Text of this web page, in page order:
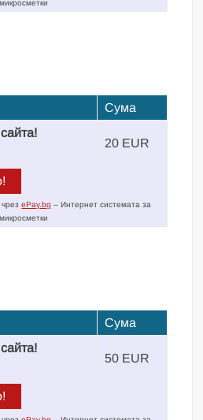
Сума
20 EUR
чрезePay.bg – Интернет системата за
Сума
50 EUR